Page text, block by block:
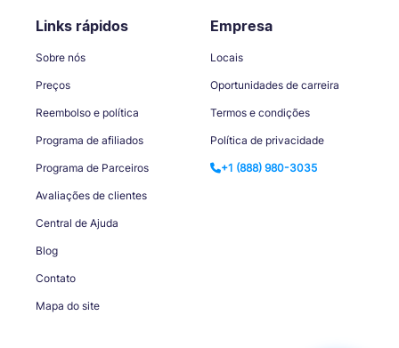
Links rápidos
Sobre nós
Preços
Reembolso e política
Programa de afiliados
Programa de Parceiros
Avaliações de clientes
Central de Ajuda
Blog
Contato
Mapa do site
Empresa
Locais
Oportunidades de carreira
Termos e condições
Política de privacidade
+1 (888) 980-3035